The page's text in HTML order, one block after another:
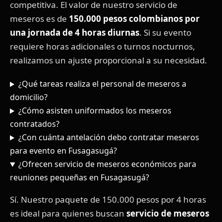
competitiva. El valor de nuestro servicio de
meseros es de 150.000 pesos colombianos por
una jornada de 4 horas diurnas. Si su evento
requiere horas adicionales o turnos nocturnos,
realizamos un ajuste proporcional a su necesidad.
¿Qué tareas realiza el personal de meseros a
domicilio?
¿Cómo asisten uniformados los meseros
contratados?
¿Con cuánta antelación debo contratar meseros
para evento en Fusagasugá?
¿Ofrecen servicio de meseros económicos para
reuniones pequeñas en Fusagasugá?
Sí. Nuestro paquete de 150.000 pesos por 4 horas
es ideal para quienes buscan servicio de meseros